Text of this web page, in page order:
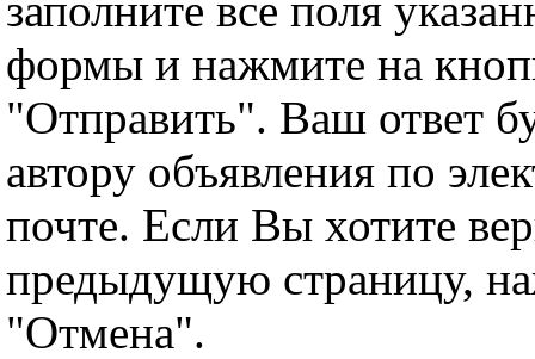
формы и нажмите на
"Отправить". Ваш ответ
автору объявления по
почте. Если Вы хотите
предыдущую страницу,
"Отмена".